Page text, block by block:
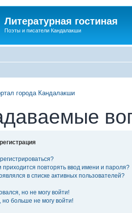
Литературная гостиная
Поэты и писатели Кандалакши
города Кандалакши
повторять ввод имени и пароля?
в списке активных пользователей?
но не могу войти!
но больше не могу войти!